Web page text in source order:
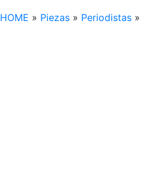
HOME » Piezas » Periodistas »